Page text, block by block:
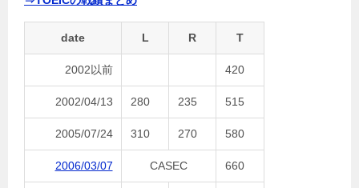
date L R T
2002以前 420
2002/04/13 280 235 515
2005/07/24 310 270 580
2006/03/07 CASEC 660